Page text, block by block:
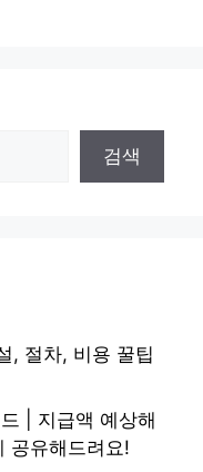
검색
, 절차, 비용 꿀팁
| 지급액 예상해
공유해드려요!